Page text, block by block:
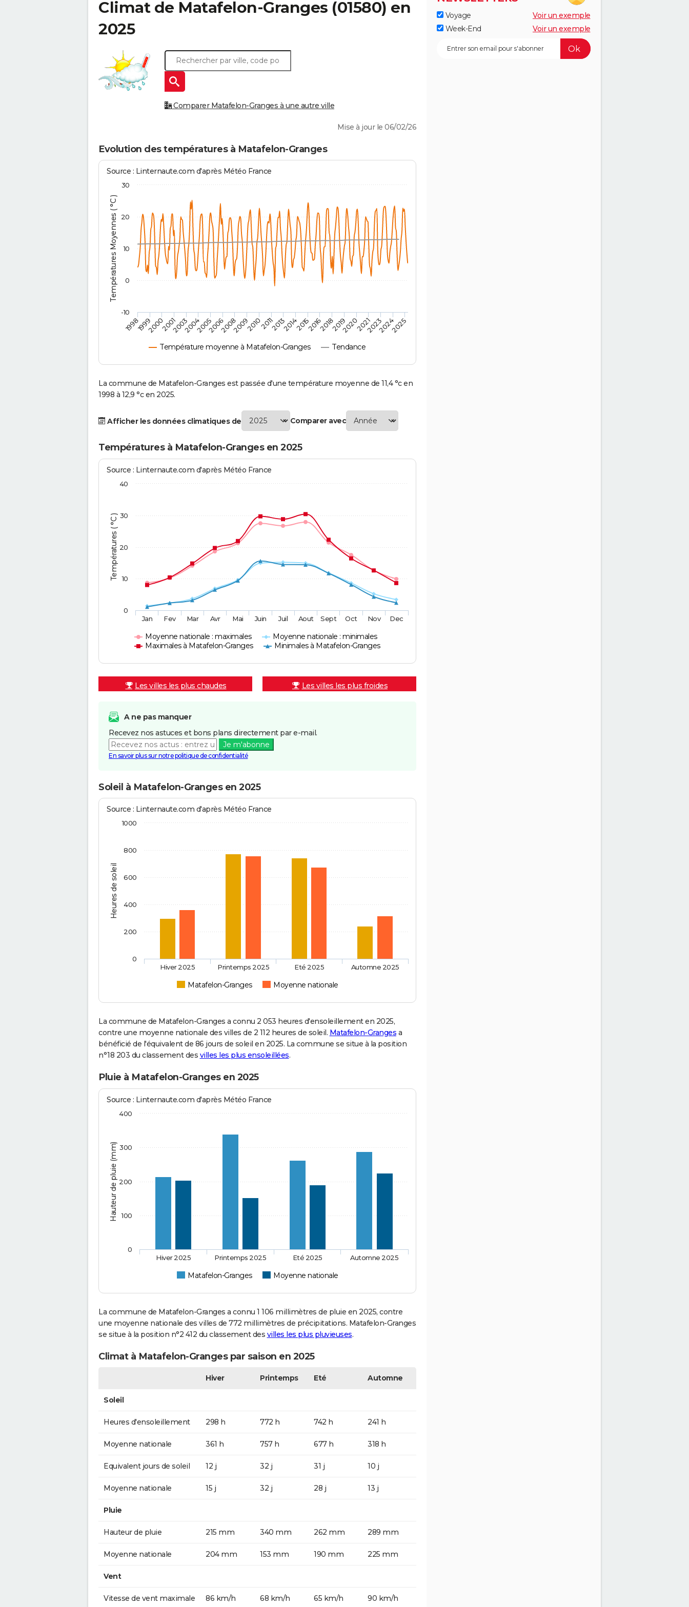
Climat de Matafelon-Granges (01580) en
2025
Comparer Matafelon-Granges à une autre ville
Mise à jour le 06/02/26
Evolution des températures à Matafelon-Granges
Températures Moyennes ( °C )
Source : Linternaute.com d'après Météo France
Température moyenne à Matafelon-Granges Tendance
1998 2014
199920002001200320042005200620082009201020112013 201520162018201920202021202320242025
-10
0
10
20
30
La commune de Matafelon-Granges est passée d'une température moyenne de 11,4 °c en
1998 à 12,9 °c en 2025.
Afficher les données climatiques de Comparer avec
Températures à Matafelon-Granges en 2025
Températures ( °C )
Source : Linternaute.com d'après Météo France
Moyenne nationale : maximales
Moyenne nationale : minimales
Maximales à Matafelon-Granges
Minimales à Matafelon-Granges
Jan Fev Mar Avr Mai Juin Juil Aout Sept Oct Nov Dec
0
10
20
30
40
Les villes les plus chaudes Les villes les plus froides
A ne pas manquer
Recevez nos astuces et bons plans directement par e-mail.
Je m'abonne
En savoir plus sur notre politique de confidentialité
Soleil à Matafelon-Granges en 2025
Heures de soleil
Source : Linternaute.com d'après Météo France
Matafelon-Granges Moyenne nationale
Hiver 2025 Printemps 2025 Eté 2025 Automne 2025
0
200
400
600
800
1000
La commune de Matafelon-Granges a connu 2 053 heures d'ensoleillement en 2025,
contre une moyenne nationale des villes de 2 112 heures de soleil. Matafelon-Granges a
bénéficié de l'équivalent de 86 jours de soleil en 2025. La commune se situe à la position
n°18 203 du classement des villes les plus ensoleillées.
Pluie à Matafelon-Granges en 2025
Hauteur de pluie (mm)
Source : Linternaute.com d'après Météo France
Matafelon-Granges Moyenne nationale
Hiver 2025 Printemps 2025 Eté 2025 Automne 2025
0
100
200
300
400
La commune de Matafelon-Granges a connu 1 106 millimètres de pluie en 2025, contre
une moyenne nationale des villes de 772 millimètres de précipitations. Matafelon-Granges
se situe à la position n°2 412 du classement des villes les plus pluvieuses.
Climat à Matafelon-Granges par saison en 2025
Hiver Printemps Eté Automne
Soleil
Heures d'ensoleillement 298 h 772 h 742 h 241 h
Moyenne nationale 361 h 757 h 677 h 318 h
Equivalent jours de soleil 12 j 32 j 31 j 10 j
Moyenne nationale 15 j 32 j 28 j 13 j
Pluie
Hauteur de pluie 215 mm 340 mm 262 mm 289 mm
Moyenne nationale 204 mm 153 mm 190 mm 225 mm
Vent
Vitesse de vent maximale 86 km/h 68 km/h 65 km/h 90 km/h
Voyage
Voir un exemple
Week-End
Voir un exemple